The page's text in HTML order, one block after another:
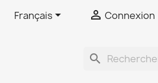
Français  Connexion
search